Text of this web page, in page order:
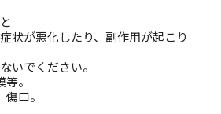
状が悪化したり、副作用が起こり
いでください。
。
傷口。